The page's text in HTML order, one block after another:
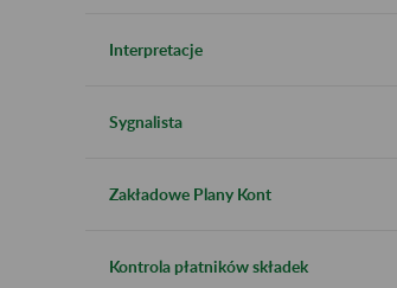
Interpretacje
Sygnalista
Zakładowe Plany Kont
Kontrola płatników składek